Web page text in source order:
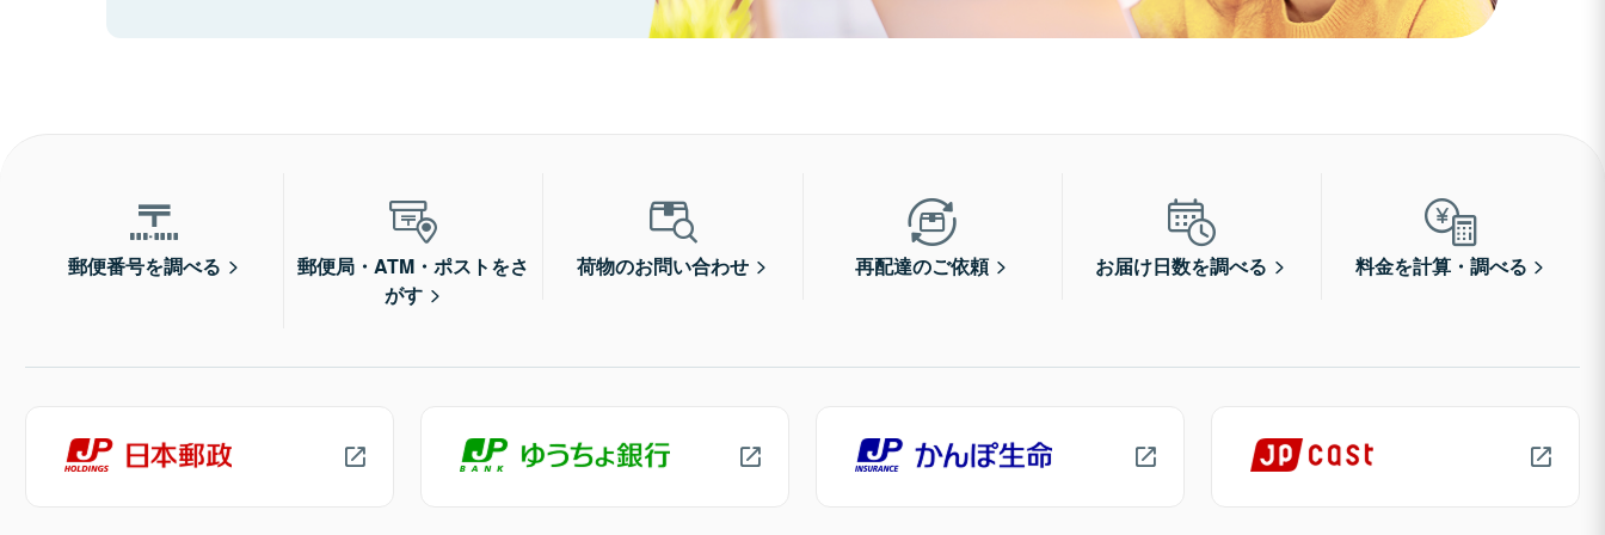
郵便番号を調べる
郵便局・ATM・ポストをさ
がす
荷物のお問い合わせ 再配達のご依頼 お届け日数を調べる 料金を計算・調べる